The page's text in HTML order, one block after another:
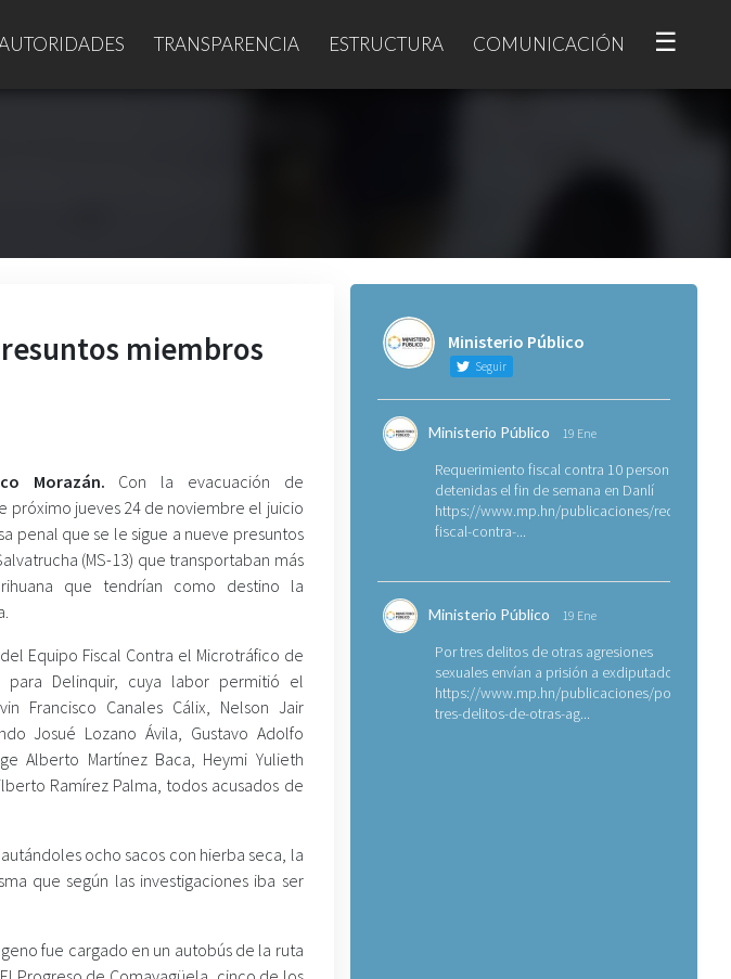
TRANSPARENCIA ESTRUCTURA COMUNICACIÓN ☰
miembros
Morazán. Con la evacuación de
próximo jueves 24 de noviembre el juicio
penal que se le sigue a nueve presuntos
(MS-13) que transportaban más
que tendrían como destino la
Equipo Fiscal Contra el Microtráfico de
para Delinquir, cuya labor permitió el
Francisco Canales Cálix, Nelson Jair
Josué Lozano Ávila, Gustavo Adolfo
Alberto Martínez Baca, Heymi Yulieth
Ramírez Palma, todos acusados de
ocho sacos con hierba seca, la
que según las investigaciones iba ser
fue cargado en un autobús de la ruta
Ministerio Público
Seguir
Ministerio Público 19 Ene
Requerimiento fiscal contra 10 personas
detenidas el fin de semana en Danlí
https://www.mp.hn/publicaciones/
fiscal-contra-...
Ministerio Público 19 Ene
Por tres delitos de otras agresiones
sexuales envían a prisión a exdiputado
https://www.mp.hn/publicaciones/por-
tres-delitos-de-otras-ag...